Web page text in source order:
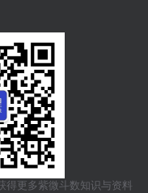
得更多紫微斗数知识与资料